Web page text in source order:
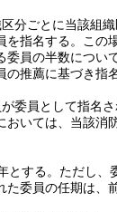
分ごとに当該組
指名する。
この
委員の半数につい
の推薦に基づき指
委員として指名
おいては、当該消
とする。 ただし、
た委員の任期は、